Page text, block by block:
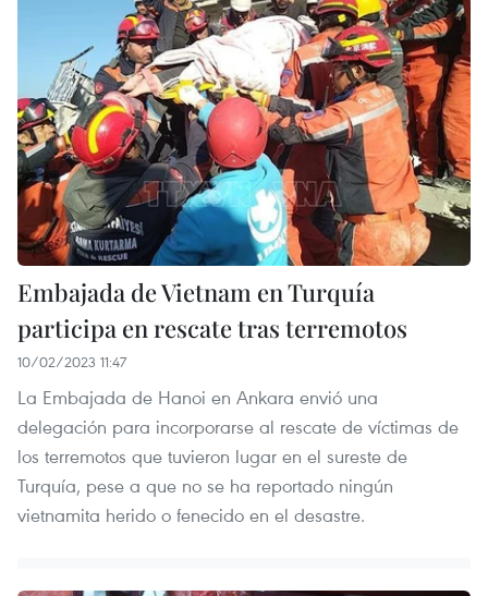
Embajada de Vietnam en Turquía
participa en rescate tras terremotos
10/02/2023 11:47
La Embajada de Hanoi en Ankara envió una
delegación para incorporarse al rescate de víctimas de
los terremotos que tuvieron lugar en el sureste de
Turquía, pese a que no se ha reportado ningún
vietnamita herido o fenecido en el desastre.